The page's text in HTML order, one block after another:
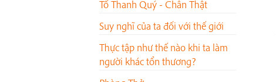
Tổ Thanh Quý - Chân Thật
Suy nghĩ của ta đối với thế giới
Thực tập như thế nào khi ta làm
người khác tổn thương?